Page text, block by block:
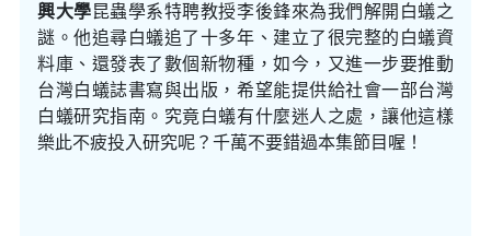
興大學昆蟲學系特聘教授李後鋒來為我們解開白蟻之
謎。他追尋白蟻追了十多年、建立了很完整的白蟻資
料庫、還發表了數個新物種，如今，又進一步要推動
台灣白蟻誌書寫與出版，希望能提供給社會一部台灣
白蟻研究指南。究竟白蟻有什麼迷人之處，讓他這樣
樂此不疲投入研究呢？千萬不要錯過本集節目喔！